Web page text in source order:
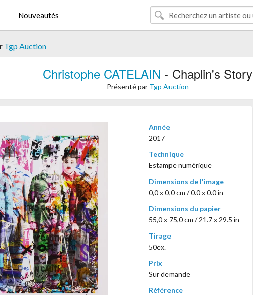
Nouveautés
Tgp Auction
Christophe CATELAIN - Chaplin's Story
Présenté par Tgp Auction
Année
2017
Technique
Estampe numérique
Dimensions de l'image
0,0 x 0,0 cm / 0.0 x 0.0 in
Dimensions du papier
55,0 x 75,0 cm / 21.7 x 29.5 in
Tirage
50ex.
Prix
Sur demande
Référence